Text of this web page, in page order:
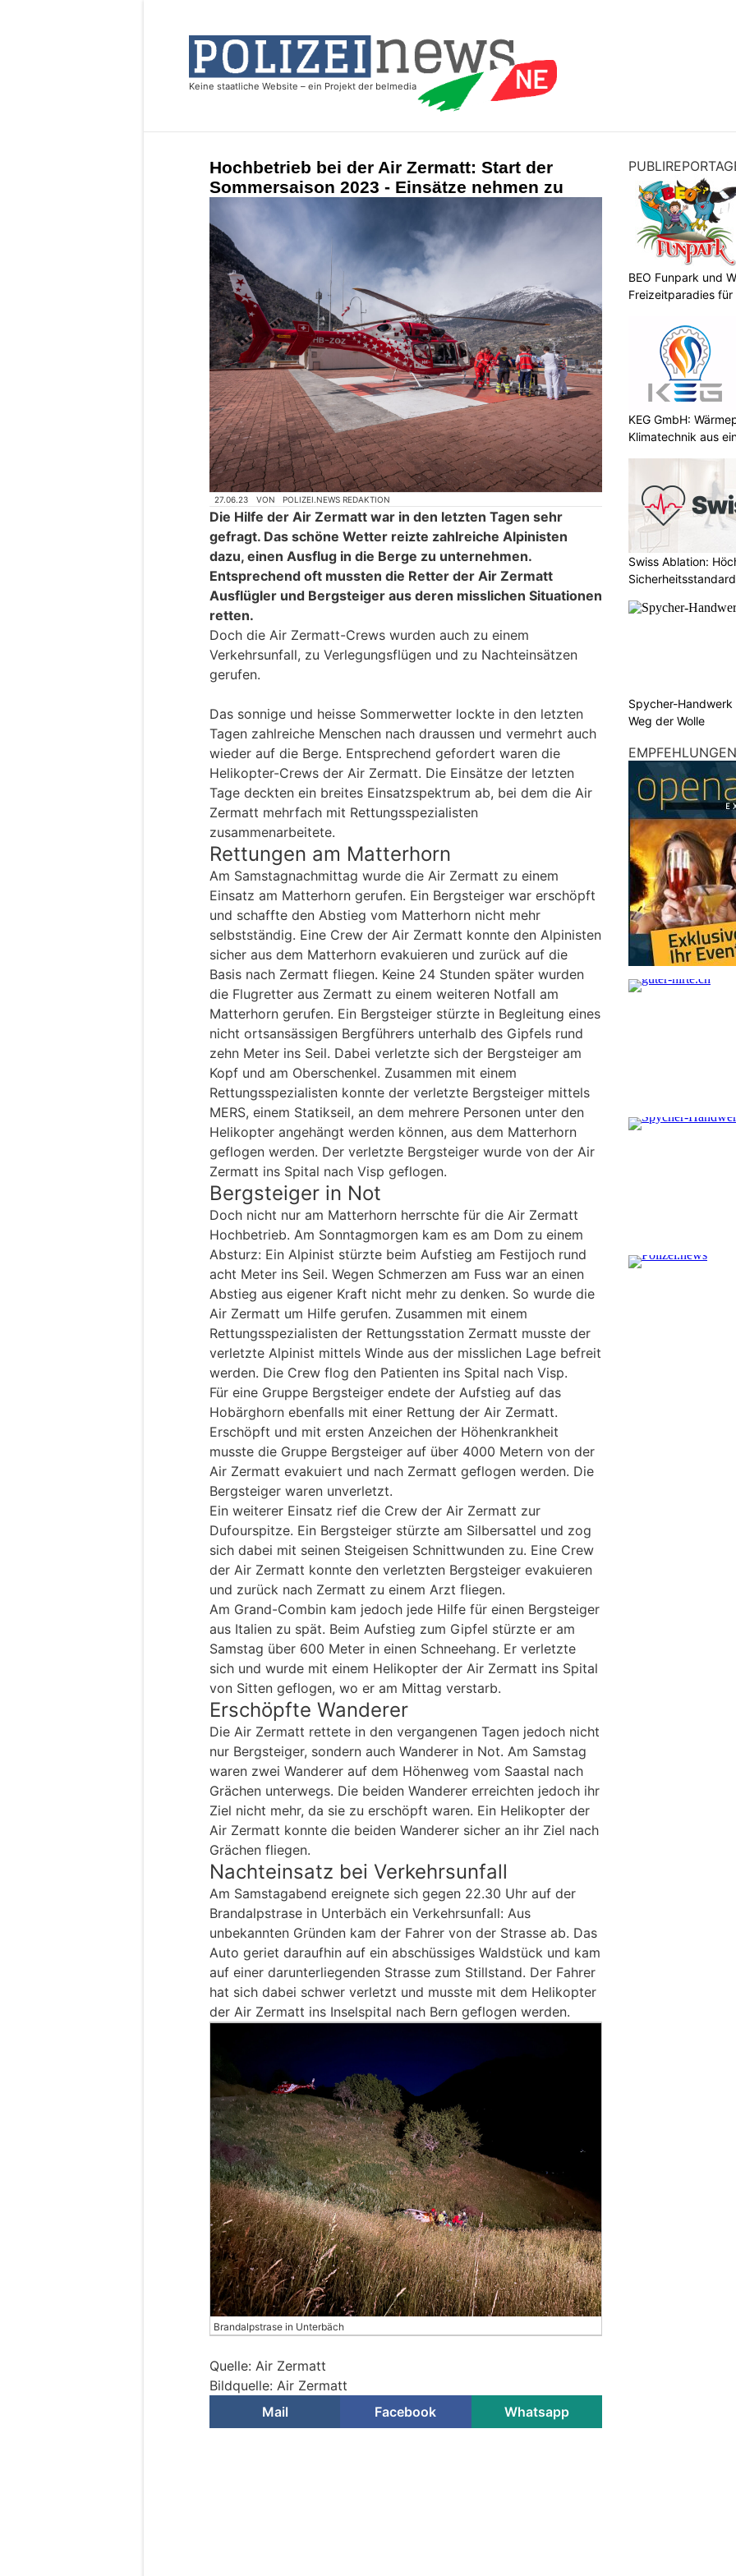
Hochbetrieb bei der Air Zermatt: Start der
Sommersaison 2023 - Einsätze nehmen zu
27.06.23 VON POLIZEI.NEWS REDAKTION
Die Hilfe der Air Zermatt war in den letzten Tagen sehr
gefragt. Das schöne Wetter reizte zahlreiche Alpinisten
dazu, einen Ausflug in die Berge zu unternehmen.
Entsprechend oft mussten die Retter der Air Zermatt
Ausflügler und Bergsteiger aus deren misslichen Situationen
retten.
Doch die Air Zermatt-Crews wurden auch zu einem
Verkehrsunfall, zu Verlegungsflügen und zu Nachteinsätzen
gerufen.
Das sonnige und heisse Sommerwetter lockte in den letzten
Tagen zahlreiche Menschen nach draussen und vermehrt auch
wieder auf die Berge. Entsprechend gefordert waren die
Helikopter-Crews der Air Zermatt. Die Einsätze der letzten
Tage deckten ein breites Einsatzspektrum ab, bei dem die Air
Zermatt mehrfach mit Rettungsspezialisten
zusammenarbeitete.
Rettungen am Matterhorn
Am Samstagnachmittag wurde die Air Zermatt zu einem
Einsatz am Matterhorn gerufen. Ein Bergsteiger war erschöpft
und schaffte den Abstieg vom Matterhorn nicht mehr
selbstständig. Eine Crew der Air Zermatt konnte den Alpinisten
sicher aus dem Matterhorn evakuieren und zurück auf die
Basis nach Zermatt fliegen. Keine 24 Stunden später wurden
die Flugretter aus Zermatt zu einem weiteren Notfall am
Matterhorn gerufen. Ein Bergsteiger stürzte in Begleitung eines
nicht ortsansässigen Bergführers unterhalb des Gipfels rund
zehn Meter ins Seil. Dabei verletzte sich der Bergsteiger am
Kopf und am Oberschenkel. Zusammen mit einem
Rettungsspezialisten konnte der verletzte Bergsteiger mittels
MERS, einem Statikseil, an dem mehrere Personen unter den
Helikopter angehängt werden können, aus dem Matterhorn
geflogen werden. Der verletzte Bergsteiger wurde von der Air
Zermatt ins Spital nach Visp geflogen.
Bergsteiger in Not
Doch nicht nur am Matterhorn herrschte für die Air Zermatt
Hochbetrieb. Am Sonntagmorgen kam es am Dom zu einem
Absturz: Ein Alpinist stürzte beim Aufstieg am Festijoch rund
acht Meter ins Seil. Wegen Schmerzen am Fuss war an einen
Abstieg aus eigener Kraft nicht mehr zu denken. So wurde die
Air Zermatt um Hilfe gerufen. Zusammen mit einem
Rettungsspezialisten der Rettungsstation Zermatt musste der
verletzte Alpinist mittels Winde aus der misslichen Lage befreit
werden. Die Crew flog den Patienten ins Spital nach Visp.
Für eine Gruppe Bergsteiger endete der Aufstieg auf das
Hobärghorn ebenfalls mit einer Rettung der Air Zermatt.
Erschöpft und mit ersten Anzeichen der Höhenkrankheit
musste die Gruppe Bergsteiger auf über 4000 Metern von der
Air Zermatt evakuiert und nach Zermatt geflogen werden. Die
Bergsteiger waren unverletzt.
Ein weiterer Einsatz rief die Crew der Air Zermatt zur
Dufourspitze. Ein Bergsteiger stürzte am Silbersattel und zog
sich dabei mit seinen Steigeisen Schnittwunden zu. Eine Crew
der Air Zermatt konnte den verletzten Bergsteiger evakuieren
und zurück nach Zermatt zu einem Arzt fliegen.
Am Grand-Combin kam jedoch jede Hilfe für einen Bergsteiger
aus Italien zu spät. Beim Aufstieg zum Gipfel stürzte er am
Samstag über 600 Meter in einen Schneehang. Er verletzte
sich und wurde mit einem Helikopter der Air Zermatt ins Spital
von Sitten geflogen, wo er am Mittag verstarb.
Erschöpfte Wanderer
Die Air Zermatt rettete in den vergangenen Tagen jedoch nicht
nur Bergsteiger, sondern auch Wanderer in Not. Am Samstag
waren zwei Wanderer auf dem Höhenweg vom Saastal nach
Grächen unterwegs. Die beiden Wanderer erreichten jedoch ihr
Ziel nicht mehr, da sie zu erschöpft waren. Ein Helikopter der
Air Zermatt konnte die beiden Wanderer sicher an ihr Ziel nach
Grächen fliegen.
Nachteinsatz bei Verkehrsunfall
Am Samstagabend ereignete sich gegen 22.30 Uhr auf der
Brandalpstrase in Unterbäch ein Verkehrsunfall: Aus
unbekannten Gründen kam der Fahrer von der Strasse ab. Das
Auto geriet daraufhin auf ein abschüssiges Waldstück und kam
auf einer darunterliegenden Strasse zum Stillstand. Der Fahrer
hat sich dabei schwer verletzt und musste mit dem Helikopter
der Air Zermatt ins Inselspital nach Bern geflogen werden.
Brandalpstrase in Unterbäch
Quelle: Air Zermatt
Bildquelle: Air Zermatt
Mail
Facebook Whatsapp
BEO Funpark und
Freizeitparadies für
KEG GmbH:
Klimatechnik aus
Swiss Ablation:
Spycher-
Weg der Wolle
EMPFEHLUNGEN